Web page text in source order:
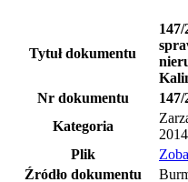
Tytuł dokumentu
Nr dokumentu
147/
Kategoria
2014
Plik
Źródło dokumentu